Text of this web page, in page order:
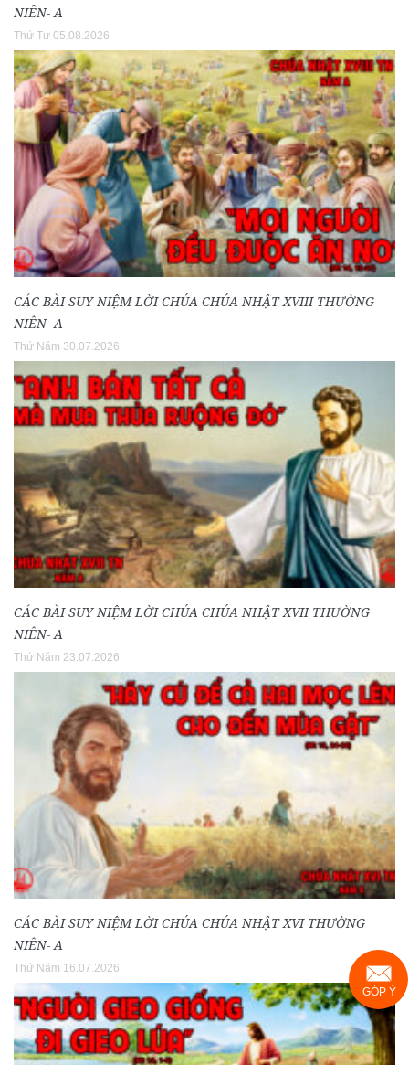
NIÊN- A
Thứ Tư 05.08.2026
CÁC BÀI SUY NIỆM LỜI CHÚA CHÚA NHẬT XVIII THƯỜNG
NIÊN- A
Thứ Năm 30.07.2026
CÁC BÀI SUY NIỆM LỜI CHÚA CHÚA NHẬT XVII THƯỜNG
NIÊN- A
Thứ Năm 23.07.2026
CÁC BÀI SUY NIỆM LỜI CHÚA CHÚA NHẬT XVI THƯỜNG
NIÊN- A
Thứ Năm 16.07.2026
GÓP Ý